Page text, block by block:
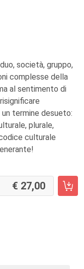
società, gruppo,
complesse della
al sentimento di
termine desueto:
plurale,
culturale
27,00